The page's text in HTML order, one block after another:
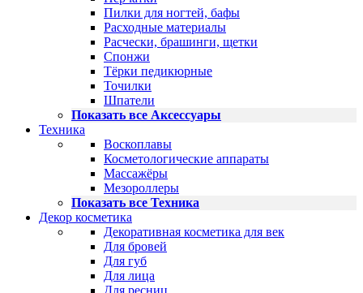
Пилки для ногтей, бафы
Расходные материалы
Расчески, брашинги, щетки
Спонжи
Тёрки педикюрные
Точилки
Шпатели
Показать все Аксессуары
Техника
Воскоплавы
Косметологические аппараты
Массажёры
Мезороллеры
Показать все Техника
Декор косметика
Декоративная косметика для век
Для бровей
Для губ
Для лица